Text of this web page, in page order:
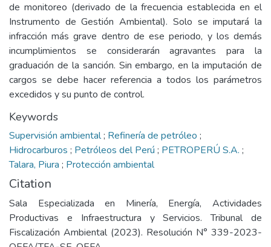
de monitoreo (derivado de la frecuencia establecida en el
Instrumento de Gestión Ambiental). Solo se imputará la
infracción más grave dentro de ese periodo, y los demás
incumplimientos se considerarán agravantes para la
graduación de la sanción. Sin embargo, en la imputación de
cargos se debe hacer referencia a todos los parámetros
excedidos y su punto de control.
Keywords
Supervisión ambiental; Refinería de petróleo ;
Hidrocarburos ; Petróleos del Perú ; PETROPERÚ S.A. ;
Talara, Piura ; Protección ambiental
Citation
Sala Especializada en Minería, Energía, Actividades
Productivas e Infraestructura y Servicios. Tribunal de
Fiscalización Ambiental (2023). Resolución N° 339-2023-